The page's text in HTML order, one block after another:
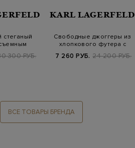
стеганый
300 РУБ.
KARL LAGERFELD
Свободные джоггеры из
хлопкового футера с
7 260 РУБ. 24 200 РУБ.
ВСЕ ТОВАРЫ БРЕНДА